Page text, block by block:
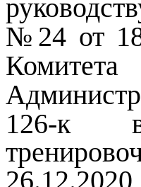
№24 от
126-к